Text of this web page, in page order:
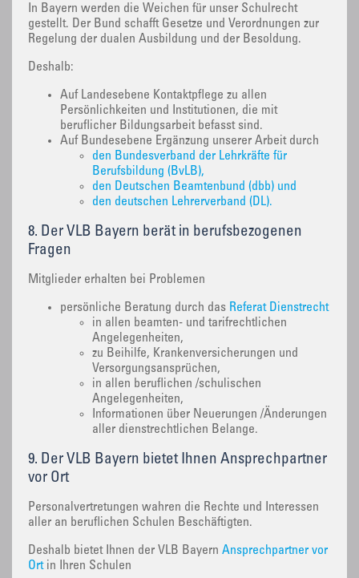
In Bayern werden die Weichen für unser Schulrecht
gestellt. Der Bund schafft Gesetze und Verordnungen zur
Regelung der dualen Ausbildung und der Besoldung.
Deshalb:
Auf Landesebene Kontaktpflege zu allen
Persönlichkeiten und Institutionen, die mit
beruflicher Bildungsarbeit befasst sind.
Auf Bundesebene Ergänzung unserer Arbeit durch
den Bundesverband der Lehrkräfte für
Berufsbildung (BvLB),
den Deutschen Beamtenbund (dbb) und
den deutschen Lehrerverband (DL).
8. Der VLB Bayern berät in berufsbezogenen
Fragen
Mitglieder erhalten bei Problemen
persönliche Beratung durch das Referat Dienstrecht
in allen beamten- und tarifrechtlichen
Angelegenheiten,
zu Beihilfe, Krankenversicherungen und
Versorgungsansprüchen,
in allen beruflichen /schulischen
Angelegenheiten,
Informationen über Neuerungen /Änderungen
aller dienstrechtlichen Belange.
9. Der VLB Bayern bietet Ihnen Ansprechpartner
vor Ort
Personalvertretungen wahren die Rechte und Interessen
aller an beruflichen Schulen Beschäftigten.
Deshalb bietet Ihnen der VLB Bayern Ansprechpartner vor
Ortin Ihren Schulen